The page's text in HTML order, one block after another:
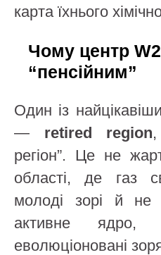
карта їхнього
Чому центр
“пенсійним”
Один із
— retired region
регіон”. Це не
області, де газ
молоді зорі й не
активне ядро,
еволюціоновані